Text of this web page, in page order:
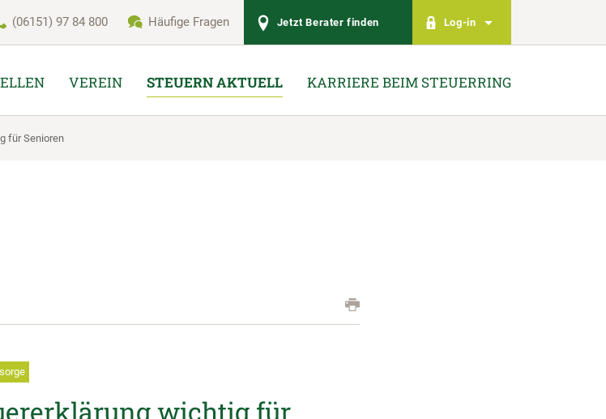
(06151) 97 84 800 Häufige Fragen Jetzt Berater finden Log-in
VEREIN STEUERN AKTUELL KARRIERE BEIM STEUERRING
für Senioren
wichtig für